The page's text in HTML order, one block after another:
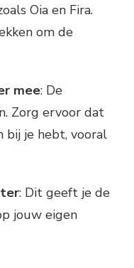
Oia en Fira.
om de
mee: De
Zorg ervoor dat
bij je hebt, vooral
: Dit geeft je de
jouw eigen